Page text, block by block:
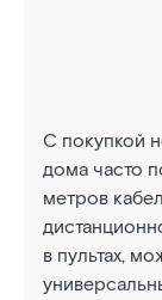
С покупкой
дома часто
метров
в пультах,